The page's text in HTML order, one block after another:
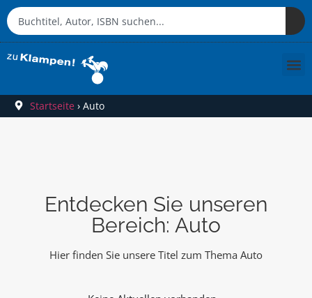
Startseite › Auto
Entdecken Sie unseren
Bereich: Auto
Hier finden Sie unsere Titel zum Thema Auto